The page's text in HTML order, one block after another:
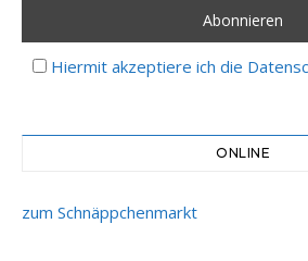
Hiermit akzeptiere ich die
ONLINE
zum Schnäppchenmarkt